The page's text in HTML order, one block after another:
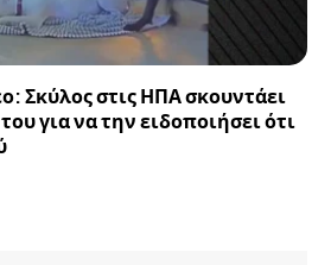
Σκύλος στις ΗΠΑ σκουντάει
για να την ειδοποιήσει ότι